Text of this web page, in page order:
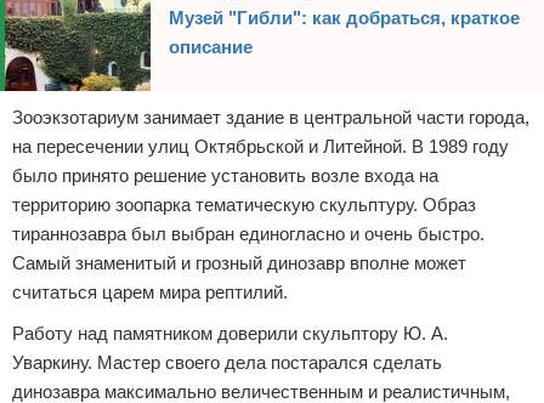
Музей "Гибли": как добраться, краткое
описание
Зооэкзотариум занимает здание в центральной части города,
на пересечении улиц Октябрьской и Литейной. В 1989 году
было принято решение установить возле входа на
территорию зоопарка тематическую скульптуру. Образ
тираннозавра был выбран единогласно и очень быстро.
Самый знаменитый и грозный динозавр вполне может
считаться царем мира рептилий.
Работу над памятником доверили скульптору Ю. А.
Уваркину. Мастер своего дела постарался сделать
динозавра максимально величественным и реалистичным,